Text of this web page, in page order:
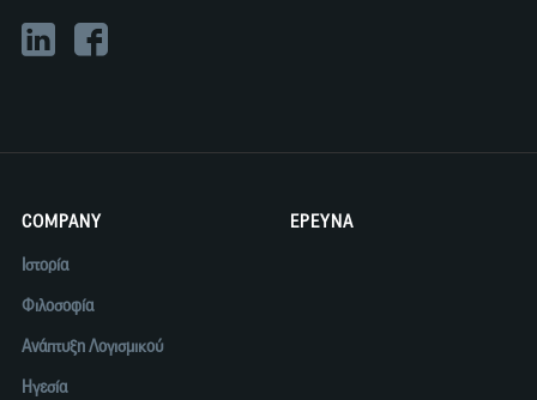
COMPANY
Ιστορία
Φιλοσοφία
Ανάπτυξη Λογισμικού
Ηγεσία
ΕΡΕΥΝΑ